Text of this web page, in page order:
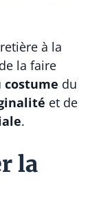
à la
la faire
costume du
et de
.
la